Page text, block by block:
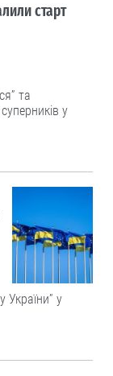
старт
та
у
України” у